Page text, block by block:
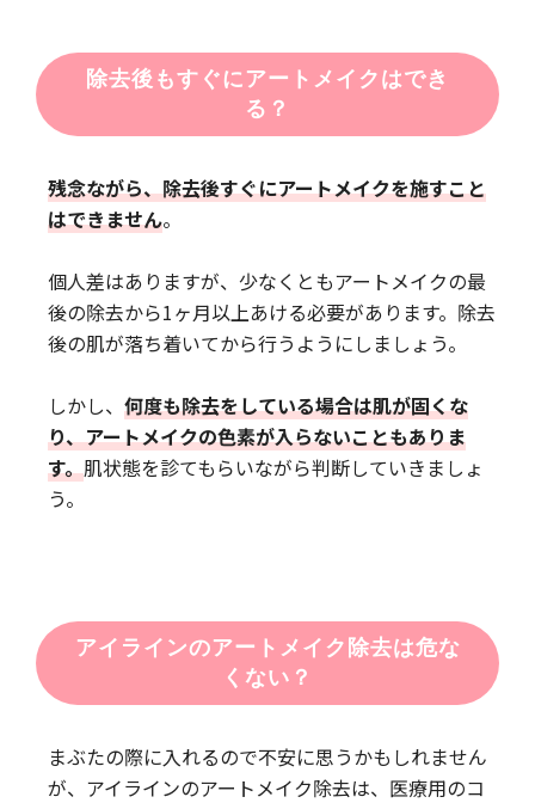
除去後もすぐにアートメイクはでき
る？
残念ながら、除去後すぐにアートメイクを施すこと
はできません。
個人差はありますが、少なくともアートメイクの最
後の除去から1ヶ月以上あける必要があります。除去
後の肌が落ち着いてから行うようにしましょう。
しかし、 何度も除去をしている場合は肌が固くな
り、アートメイクの色素が入らないこともありま
す。肌状態を診てもらいながら判断していきましょ
う。
アイラインのアートメイク除去は危な
くない？
まぶたの際に入れるので不安に思うかもしれません
が、アイラインのアートメイク除去は、医療用のコ